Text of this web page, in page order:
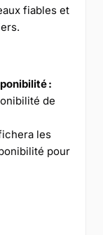
fiables et
:
de
les
pour